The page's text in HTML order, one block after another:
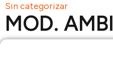
Sin categorizar
MOD. AMBI